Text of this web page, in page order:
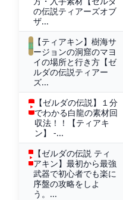
の伝説ティアーズオブ
ザ...
【ティアキン】樹海サ
ージョンの洞窟のマヨ
イの場所と行き方【ゼ
ルダの伝説ティアー
ズ...
【ゼルダの伝説】１分
でわかる白龍の素材回
収法！！【ティアキ
ン】 -...
【ゼルダの伝説 ティ
アキン】最初から最強
武器で初心者でも楽に
序盤の攻略をしよ
う。...